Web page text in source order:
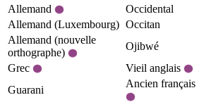
Allemand
Occidental
Allemand (Luxembourg) Occitan
Allemand (nouvelle
orthographe)
Ojibwé
Grec
Vieil anglais
Guarani
Ancien français